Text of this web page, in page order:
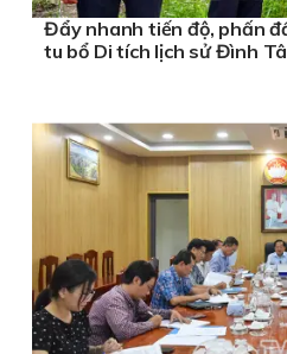
Đẩy nhanh tiến độ, phấn
tu bổ Di tích lịch sử